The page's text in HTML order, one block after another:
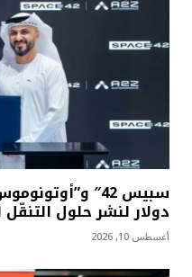
دولار لنشر حلول
أغسطس 10, 2026